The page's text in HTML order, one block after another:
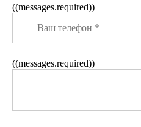
((messages.required))
((messages.required))